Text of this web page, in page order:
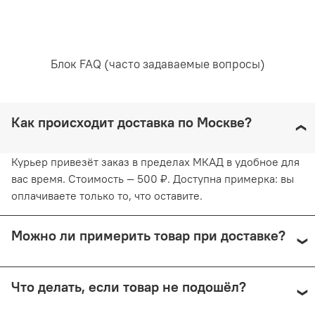
Блок FAQ (часто задаваемые вопросы)
Как происходит доставка по Москве?
Курьер привезёт заказ в пределах МКАД в удобное для
вас время. Стоимость — 500 ₽. Доступна примерка: вы
оплачиваете только то, что оставите.
Можно ли примерить товар при доставке?
СДЭК с примеркой. Первые 15 минут — бесплатно.
Что делать, если товар не подошёл?